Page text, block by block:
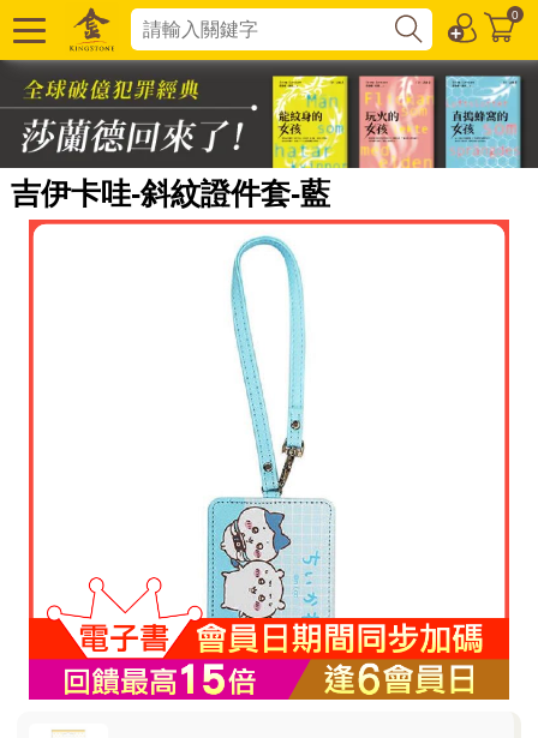
0
吉伊卡哇-斜紋證件套-藍